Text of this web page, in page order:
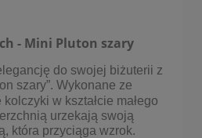
- Mini Pluton szary
do swojej biżuterii z
szary”. Wykonane ze
kolczyki w kształcie małego
urzekają swoją
która przyciąga wzrok.